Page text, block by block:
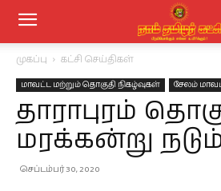
முகப்பு கட்சி செய்திகள்
மாவட்ட மற்றும் தொகுதி நிகழ்வுகள் சேலம்
தாராபுரம்
மரக்கன்று நடும்
செப்டம்பர் 30, 2020